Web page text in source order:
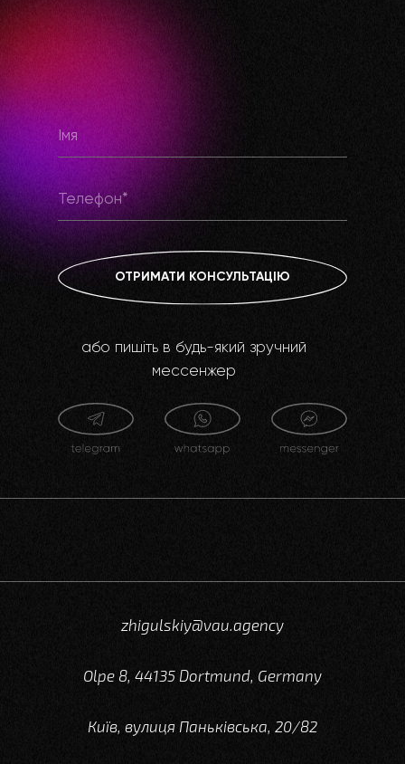
ОТРИМАТИ КОНСУЛЬТАЦІЮ
або пишіть в будь-який зручний
мессенжер
zhigulskiy@vau.agency
Київ, вулиця Паньківська, 20/82
Olpe 8, 44135 Dortmund, Germany